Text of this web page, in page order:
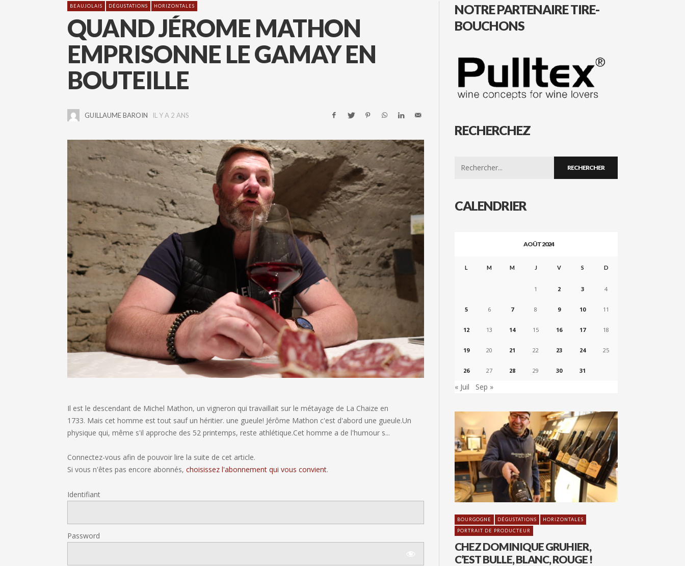
BEAUJOLAIS DÉGUSTATIONS HORIZONTALES
QUAND JÉROME MATHON
EMPRISONNE LE GAMAY EN
BOUTEILLE
GUILLAUME BAROIN IL Y A 2 ANS
Il est le descendant de Michel Mathon, un vigneron qui travaillait sur le métayage de La Chaize en
1733. Mais cet homme est tout sauf un héritier. une gueule! Jérôme Mathon c'est d'abord une gueule.Un
physique qui, même s'il approche des 52 printemps, reste athlétique.Cet homme a de l'humour s...
Connectez-vous afin de pouvoir lire la suite de cet article.
Si vous n'êtes pas encore abonnés, choisissez l'abonnement qui vous convient.
Identifiant
Password
NOTRE PARTENAIRE TIRE-
BOUCHONS
RECHERCHEZ
CALENDRIER
AOÛT 2024
L M M J V S D
1 2 3 4
5 6 7 8 9 10 11
12 13 14 15 16 17 18
19 20 21 22 23 24 25
26 27 28 29 30 31
« Juil Sep »
BOURGOGNE DÉGUSTATIONS
HORIZONTALES
PORTRAIT DE PRODUCTEUR
CHEZ DOMINIQUE GRUHIER,
C’EST BULLE, BLANC, ROUGE !